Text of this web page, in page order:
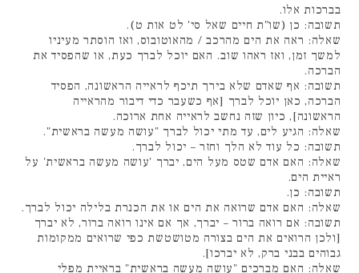
בברכות אלו.
תשובה: כן (שו"ת חיים שאל סי' לט אות ט).
שאלה: ראה את הים מהרכב / מהאוטובוס, ואז הוסתר מעיניו
למשך זמן, ואז ראהו שוב. האם יוכל לברך כעת, או שהפסיד את
הברכה.
תשובה: אף שאדם שלא בירך תיכף לראייה הראשונה, הפסיד
הברכה, כאן יוכל לברך [אף כשעבר כדי דיבור מהראייה
הראשונה], כיון שזה נחשב לראייה אחת ארוכה.
שאלה: הגיע לים, עד מתי יכול לברך "עושה מעשה בראשית".
תשובה: כל עוד לא הלך וחזר – יכול לברך.
שאלה: האם אדם שטס מעל הים, יברך 'עושה מעשה בראשית' על
ראיית הים.
תשובה: כן.
שאלה: האם אדם שרואה את הים או את הכנרת בלילה יכול לברך.
תשובה: אם רואה ברור – יברך, אך אם אינו רואה ברור, לא יברך
[ולכן הרואים את הים בצורה מטושטשת כפי שרואים ממקומות
גבוהים בבני ברק, לא יברכו].
שאלה: האם מברכים "עושה מעשה בראשית" בראיית מפלי